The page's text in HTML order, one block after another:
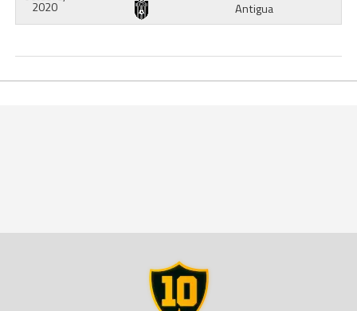
2020
Antigua